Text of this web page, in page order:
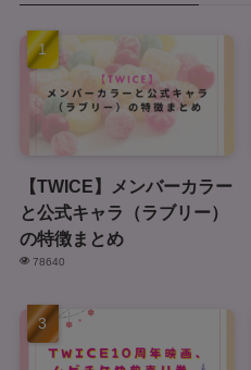
【TWICE】メンバーカラー
と公式キャラ（ラブリー）
の特徴まとめ
78640